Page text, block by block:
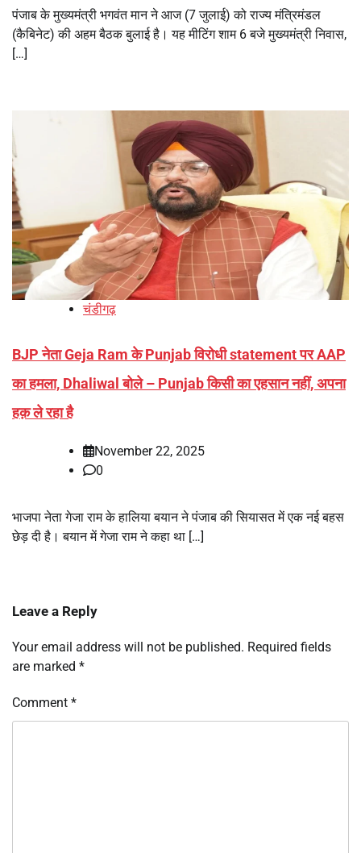
पंजाब के मुख्यमंत्री भगवंत मान ने आज (7 जुलाई) को राज्य मंत्रिमंडल
(कैबिनेट) की अहम बैठक बुलाई है। यह मीटिंग शाम 6 बजे मुख्यमंत्री निवास,
[…]
चंडीगढ़
BJP नेता Geja Ram के Punjab विरोधी statement पर AAP
का हमला, Dhaliwal बोले – Punjab किसी का एहसान नहीं, अपना
हक़ ले रहा है
November 22, 2025
0
भाजपा नेता गेजा राम के हालिया बयान ने पंजाब की सियासत में एक नई बहस
छेड़ दी है। बयान में गेजा राम ने कहा था […]
Leave a Reply
Your email address will not be published. Required fields
are marked *
Comment *